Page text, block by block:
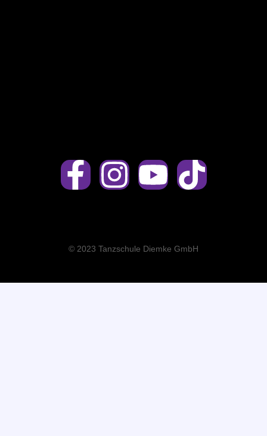
© 2023 Tanzschule Diemke GmbH